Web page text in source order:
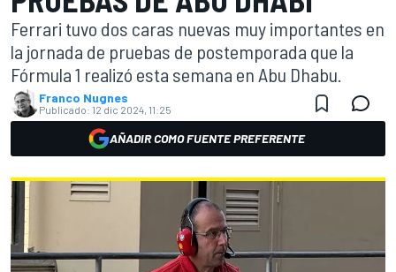
Ferrari tuvo dos caras nuevas muy importantes en
la jornada de pruebas de postemporada que la
Fórmula 1 realizó esta semana en Abu Dhabu.
Franco Nugnes
Publicado: 12 dic 2024, 11:25
AÑADIR COMO FUENTE PREFERENTE